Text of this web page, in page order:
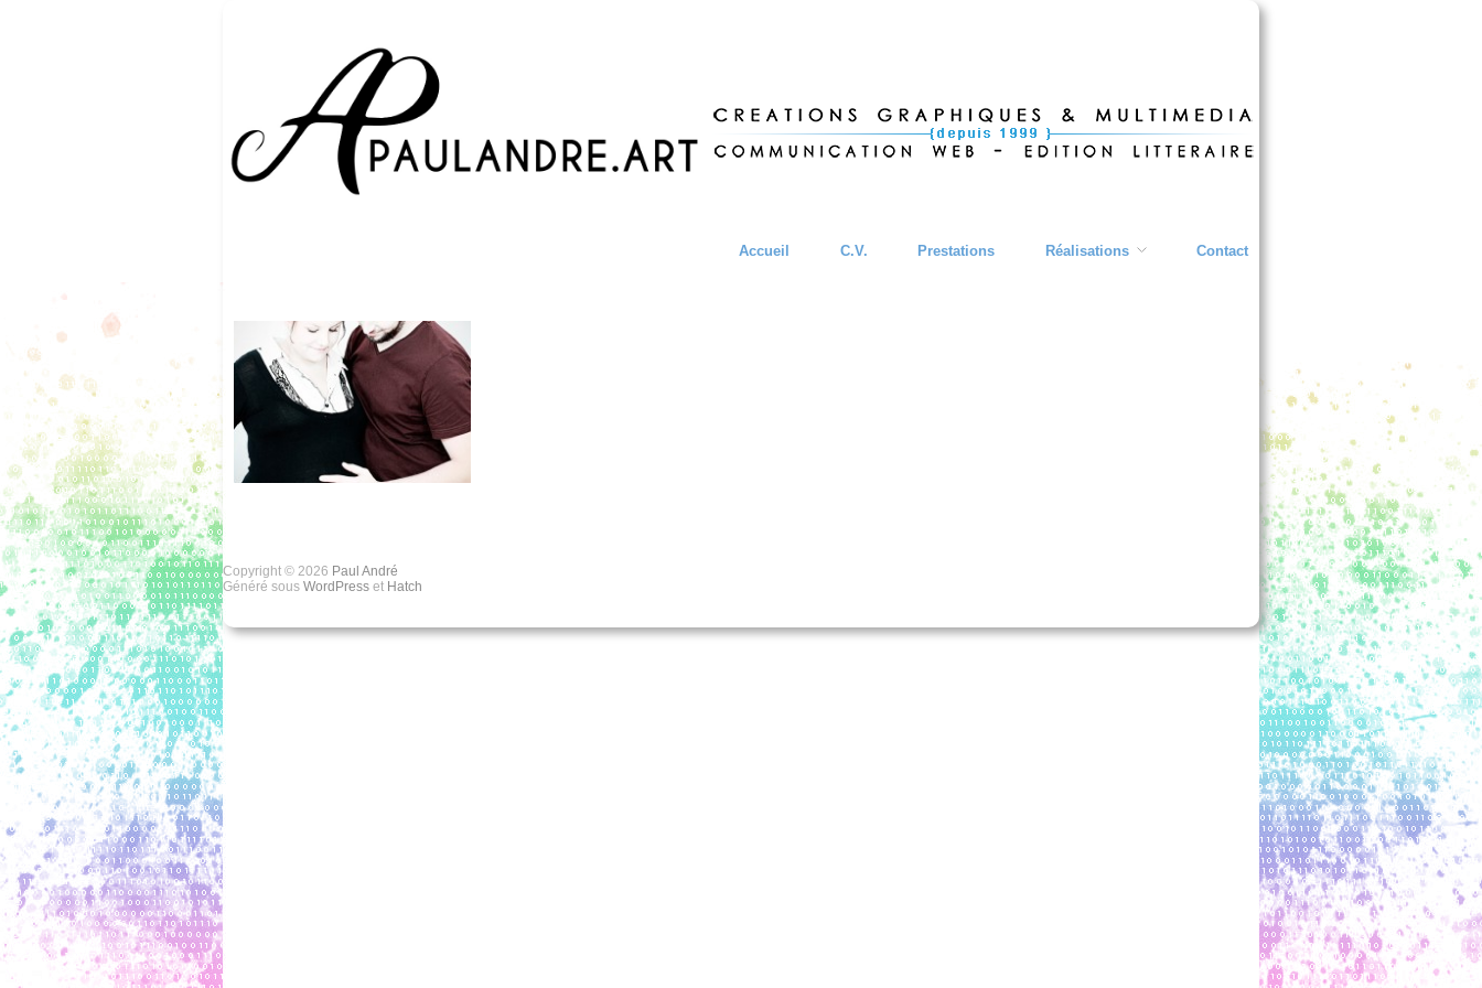
Accueil C.V. Prestations Réalisations Contact
Copyright © 2026 Paul André
Généré sous WordPress et Hatch